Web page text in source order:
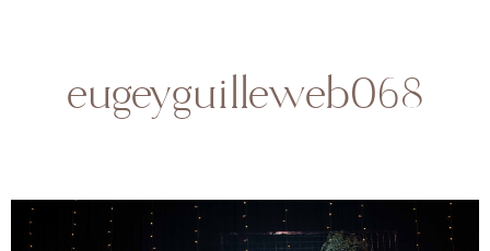
eugeyguilleweb068